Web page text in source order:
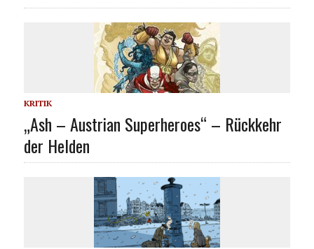
KRITIK
„Ash – Austrian Superheroes“ – Rückkehr
der Helden